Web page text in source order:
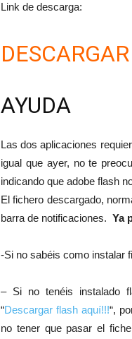
Link de descarga:
DESCARGAR
AYUDA
Las dos aplicaciones
igual que ayer, no te
indicando que adobe flash
El fichero descargado,
barra de notificaciones. Ya
-Si no sabéis como instalar
– Si no tenéis instalado
“Descargar flash aquí!!!“,
no tener que pasar el